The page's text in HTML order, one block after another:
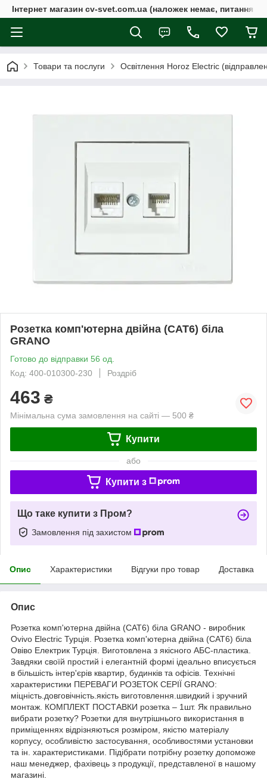
Інтернет магазин cv-svet.com.ua (наложек немає, питання у
Товари та послуги Освітлення Horoz Electric
Розетка комп'ютерна двійна (CAT6) біла
GRANO
Готово до відправки 56 од.
Код: 400-010300-230
Роздріб
463 ₴
Мінімальна сума замовлення на сайті — 500 ₴
Купити
або
Купити з
Що таке купити з Пром?
Замовлення під захистом
Опис Характеристики Відгуки про товар Доставка
Опис
Розетка комп'ютерна двійна (CAT6) біла GRANO - виробник
Ovivo Electric Турція. Розетка комп'ютерна двійна (CAT6) біла
Овіво Електрик Турція. Виготовлена з якісного АБС-пластика.
Завдяки своїй простий і елегантній формі ідеально вписується
в більшість інтер'єрів квартир, будинків та офісів. Технічні
характеристики ПЕРЕВАГИ РОЗЕТОК СЕРІЇ GRANO:
міцність.довговічність.якість виготовлення.швидкий і зручний
монтаж. КОМПЛЕКТ ПОСТАВКИ розетка – 1шт. Як правильно
вибрати розетку? Розетки для внутрішнього використання в
приміщеннях відрізняються розміром, якістю матеріалу
корпусу, особливістю застосування, особливостями установки
та ін. характеристиками. Підібрати потрібну розетку допоможе
наш менеджер, фахівець з продукції, представленої в нашому
магазині.